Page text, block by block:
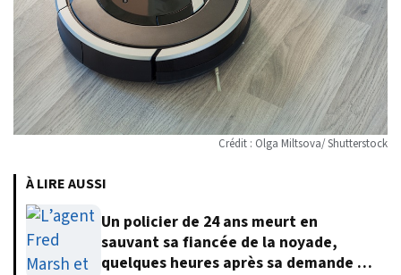
Crédit : Olga Miltsova/ Shutterstock
À LIRE AUSSI
Un policier de 24 ans meurt en
sauvant sa fiancée de la noyade,
quelques heures après sa demande en